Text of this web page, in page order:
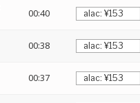
00:40
00:38
00:37